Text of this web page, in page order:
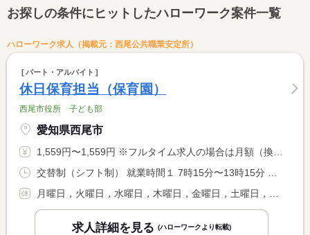
お探しの条件にヒットしたハローワーク案件一覧
ハローワーク求人（掲載元：西尾公共職業安定所）
パート・アルバイト
休日保育担当（保育園）
西尾市役所 子ども部
愛知県西尾市
1,559円〜1,559円 ※フルタイム求人の場合は月額（換算額）、パート求人の場合は時間額を表示しています。
求人詳細を見る (ハローワークより転載)